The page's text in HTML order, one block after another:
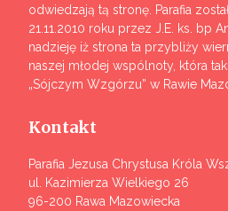
odwiedzają tą stronę. Parafia
21.11.2010 roku przez J.E. ks. bp
nadzieję iż strona ta przybliży
naszej młodej wspólnoty, która
„Sójczym Wzgórzu” w Rawie
Kontakt
Parafia Jezusa Chrystusa Króla
ul. Kazimierza Wielkiego 26
96-200 Rawa Mazowiecka